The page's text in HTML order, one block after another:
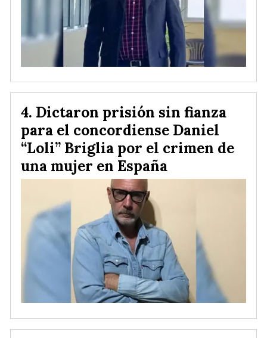
Dictaron prisión sin fianza
para el concordiense Daniel
“Loli” Briglia por el crimen de
una mujer en España